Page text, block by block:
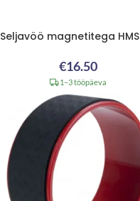
Seljavöö magnetitega HMS
€16.50
1–3 tööpäeva